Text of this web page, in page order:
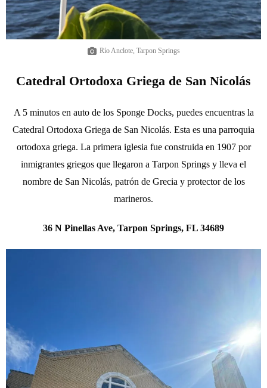
Río Anclote, Tarpon Springs
Catedral Ortodoxa Griega de San Nicolás
A 5 minutos en auto de los Sponge Docks, puedes encuentras la
Catedral Ortodoxa Griega de San Nicolás. Esta es una parroquia
ortodoxa griega. La primera iglesia fue construida en 1907 por
inmigrantes griegos que llegaron a Tarpon Springs y lleva el
nombre de San Nicolás, patrón de Grecia y protector de los
marineros.
36 N Pinellas Ave, Tarpon Springs, FL 34689